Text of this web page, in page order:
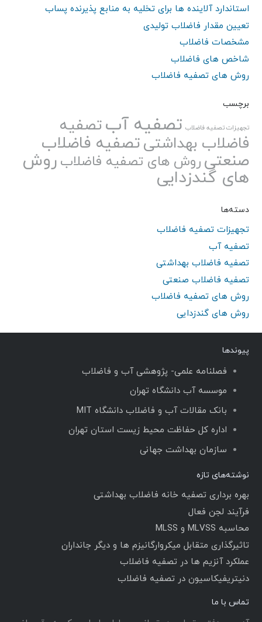
استاندارد آلاینده ها برای تخلیه به منابع پذیرنده پساب
تعیین مقدار فاضلاب تولیدی
مشخصات فاضلاب
شاخص های فاضلاب
روش های تصفیه فاضلاب
برچسب
تجهیزات تصفیه فاضلاب تصفیه آبتصفیه
فاضلاب بهداشتیتصفیه فاضلاب
صنعتی روش های تصفیه فاضلاب روش
های گندزدایی
دسته‌ها
تجهیزات تصفیه فاضلاب
تصفیه آب
تصفیه فاضلاب بهداشتی
تصفیه فاضلاب صنعتی
روش های تصفیه فاضلاب
روش های گندزدایی
پیوندها
فصلنامه علمی- پژوهشی آب و فاضلاب
موسسه آب دانشگاه تهران
بانک مقالات آب و فاضلاب دانشگاه MIT
اداره کل حفاظت محیط زیست استان تهران
سازمان بهداشت جهانی
نوشته‌های تازه
بهره برداری تصفیه خانه فاضلاب بهداشتی
فرآیند لجن فعال
محاسبه MLVSS و MLSS
تاثیرگذاری متقابل میکروارگانیزم ها و دیگر جانداران
عملکرد آنزیم ها در تصفیه فاضلاب
دنیتریفیکاسیون در تصفیه فاضلاب
تماس با ما